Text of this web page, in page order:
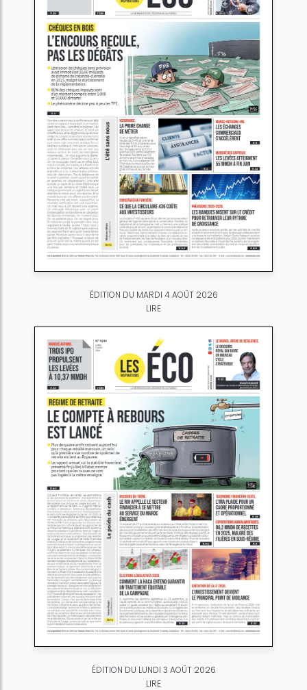
ÉDITION DU MARDI 4 AOÛT 2026
LIRE
ÉDITION DU LUNDI 3 AOÛT 2026
LIRE